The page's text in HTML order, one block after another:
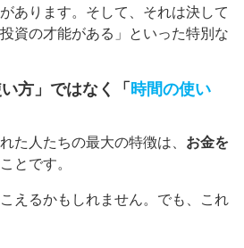
あります。そして、それは決して
資の才能がある」といった特別な
方」ではなく「 時間の使い
た人たちの最大の特徴は、 お金を
ことです。
えるかもしれません。でも、これ